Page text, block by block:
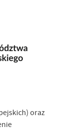
oraz